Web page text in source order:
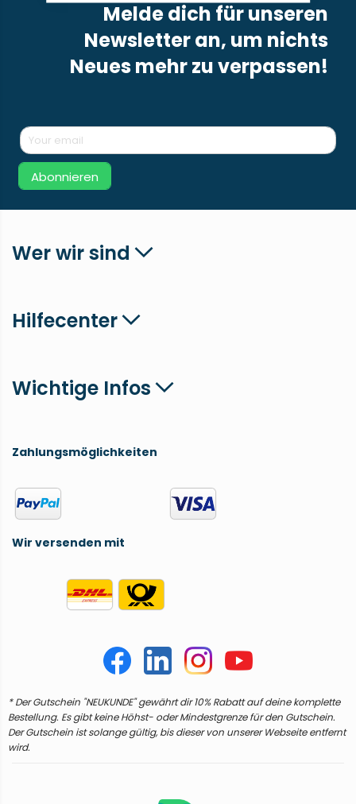
Melde dich für unseren
Newsletter an, um nichts
Neues mehr zu verpassen!
Abonnieren
Wer wir sind
Hilfecenter
Wichtige Infos
Zahlungsmöglichkeiten
Wir versenden mit
* Der Gutschein "NEUKUNDE" gewährt dir 10% Rabatt auf deine komplette
Bestellung. Es gibt keine Höhst- oder Mindestgrenze für den Gutschein.
Der Gutschein ist solange gültig, bis dieser von unserer Webseite entfernt
wird.